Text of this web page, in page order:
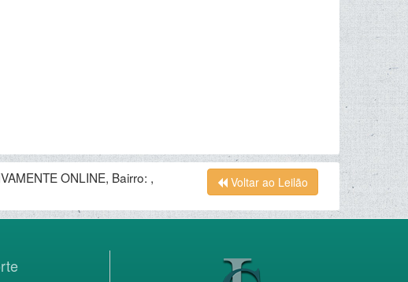
ONLINE, Bairro: ,
Voltar ao Leilão